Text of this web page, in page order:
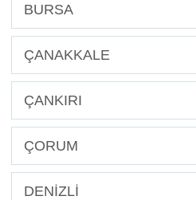
BURSA
ÇANAKKALE
ÇANKIRI
ÇORUM
DENİZLİ